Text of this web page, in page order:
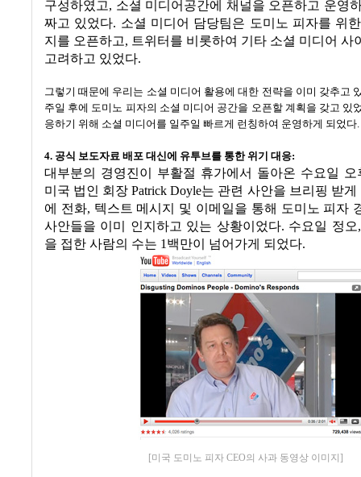
구성하였고, 소셜 미디어공간에 채널을 오픈하고 운영
짜고 있었다. 소셜 미디어 담당팀은 도미노 피자를 위
지를 오픈하고, 트위터를 비롯하여 기타 소셜 미디어 사
고려하고 있었다.
그렇기 때문에 우리는 소셜 미디어 활용에 대한 전략을 이미 갖추고
주일 후에 도미노 피자의 소셜 미디어 공간을 오픈할 계획을 갖고 있
응하기 위해 소셜 미디어를 일주일 빠르게 런칭하여 운영하게 되었다.
4. 공식 보도자료 배포 대신에 유투브를 통한 위기 대응:
대부분의 경영진이 부활절 휴가에서 돌아온 수요일 오
미국 법인 회장 Patrick Doyle는 관련 사안을 브리핑 받게
에 전화, 텍스트 메시지 및 이메일을 통해 도미노 피자
사안들을 이미 인지하고 있는 상황이었다. 수요일 정오
을 접한 사람의 수는 1백만이 넘어가게 되었다.
[미국 도미노 피자 CEO의 사과 동영상 이미지]